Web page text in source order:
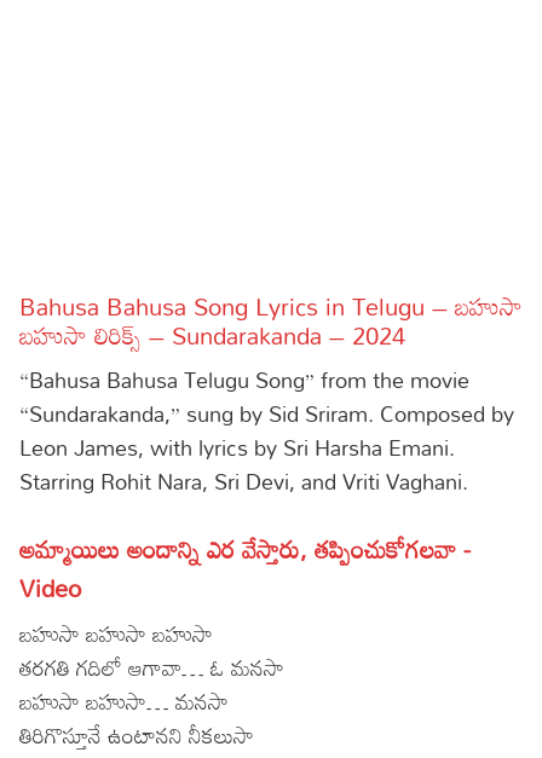
Articles
Facts
Devotional
Christianity
Hinduism
Hindi
Lyrics in Hindi – Devotional Songs
Lyrics in Hindi – Movie Songs
Lyrics in Tamil – Devotional Songs
Kannada
Lyrics in Kannada – Movie Songs
Bahusa Bahusa Song Lyrics in Telugu – బహుసా
బహుసా లిరిక్స్ – Sundarakanda – 2024
“Bahusa Bahusa Telugu Song” from the movie
“Sundarakanda,” sung by Sid Sriram. Composed by
Leon James, with lyrics by Sri Harsha Emani.
Starring Rohit Nara, Sri Devi, and Vriti Vaghani.
అమ్మాయిలు అందాన్ని ఎర వేస్తారు, తప్పించుకోగలవా -
Video
బహుసా బహుసా బహుసా
తరగతి గదిలో ఆగావా… ఓ మనసా
బహుసా బహుసా… మనసా
తిరిగొస్తూనే ఉంటానని నీకలుసా